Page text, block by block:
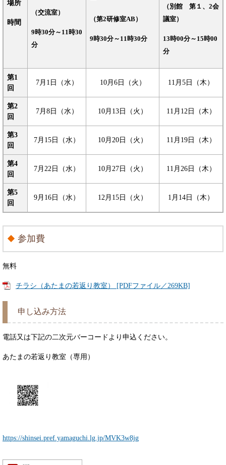
場所
時間
（交流室）
9時30分～11時30
分
（第2研修室AB）
9時30分～11時30分
（別館 第１、2会
議室）
13時00分～15時00
分
第1
回
7月1日（水） 10月6日（火） 11月5日（木）
第2
回
7月8日（水） 10月13日（火） 11月12日（木）
第3
回
7月15日（水） 10月20日（火） 11月19日（木）
第4
回
7月22日（水） 10月27日（火） 11月26日（木）
第5
回
9月16日（水） 12月15日（火） 1月14日（木）
参加費
無料
チラシ（あたまの若返り教室） [PDFファイル／269KB]
申し込み方法
電話又は下記の二次元バーコードより申込ください。
あたまの若返り教室（専用）
https://shinsei.pref.yamaguchi.lg.jp/MVK3w8jg